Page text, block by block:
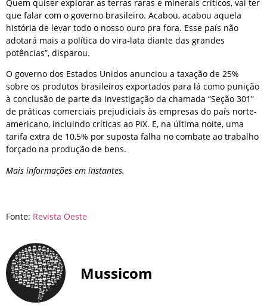
Quem quiser explorar as terras raras e minerais críticos, vai ter
que falar com o governo brasileiro. Acabou, acabou aquela
história de levar todo o nosso ouro pra fora. Esse país não
adotará mais a política do vira-lata diante das grandes
potências”, disparou.
O governo dos Estados Unidos anunciou a taxação de 25%
sobre os produtos brasileiros exportados para lá como punição
à conclusão de parte da investigação da chamada “Seção 301”
de práticas comerciais prejudiciais às empresas do país norte-
americano, incluindo críticas ao PIX. E, na última noite, uma
tarifa extra de 10,5% por suposta falha no combate ao trabalho
forçado na produção de bens.
Mais informações em instantes.
Fonte: Revista Oeste
Mussicom